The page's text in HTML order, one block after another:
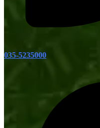
035-5235000